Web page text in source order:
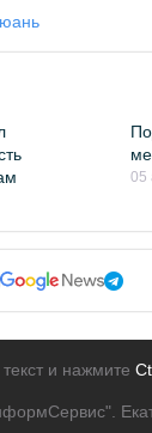
05
и нажмите